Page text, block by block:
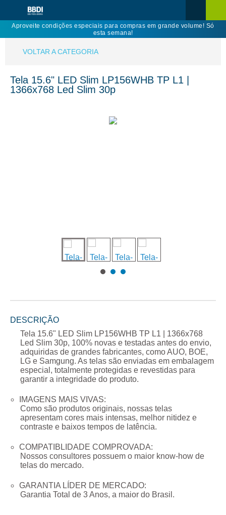
Aproveite condições especiais para compras em grande volume! Só
esta semana!
VOLTAR A CATEGORIA
Tela 15.6" LED Slim LP156WHB TP L1 |
1366x768 Led Slim 30p
DESCRIÇÃO
Tela 15.6" LED Slim LP156WHB TP L1 | 1366x768
Led Slim 30p, 100% novas e testadas antes do envio,
adquiridas de grandes fabricantes, como AUO, BOE,
LG e Samgung. As telas são enviadas em embalagem
especial, totalmente protegidas e revestidas para
garantir a integridade do produto.
IMAGENS MAIS VIVAS:
Como são produtos originais, nossas telas
apresentam cores mais intensas, melhor nitidez e
contraste e baixos tempos de latência.
COMPATIBLIDADE COMPROVADA:
Nossos consultores possuem o maior know-how de
telas do mercado.
GARANTIA LÍDER DE MERCADO:
Garantia Total de 3 Anos, a maior do Brasil.